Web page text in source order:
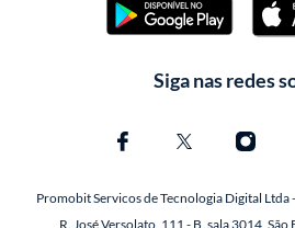
Siga nas redes
Promobit Servicos de Tecnologia Digital
R. José Versolato, 111 - B, sala 3014,